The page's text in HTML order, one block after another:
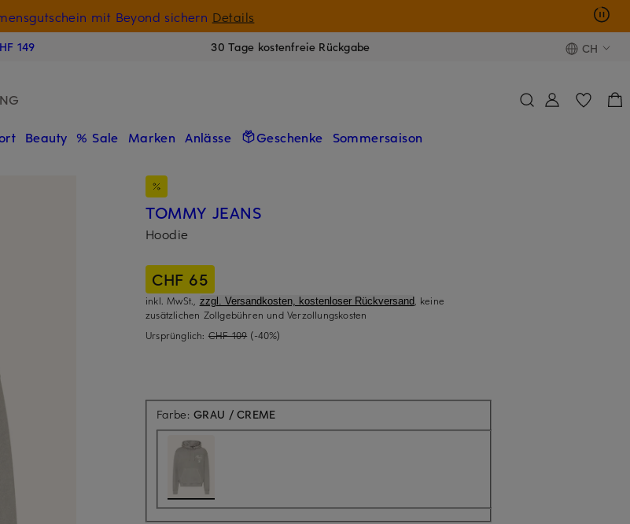
mit Beyond sichern Details
149 30 Tage kostenfreie Rückgabe CH
Beauty % Sale Marken Anlässe Geschenke Sommersaison
TOMMY JEANS
Hoodie
CHF 65
inkl. MwSt., zzgl. Versandkosten, kostenloser Rückversand, keine
zusätzlichen Zollgebühren und Verzollungskosten
Ursprünglich: CHF 109 (-40%)
Farbe:GRAU / CREME